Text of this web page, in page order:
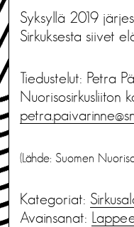
Syksyllä 2019
Sirkuksesta siivet
Tiedustelut: Petra
Nuorisosirkusliiton
(Lähde: Suomen
Kategoriat:
Avainsanat: